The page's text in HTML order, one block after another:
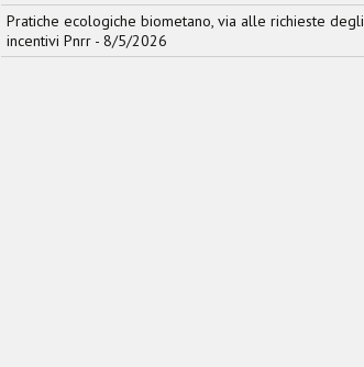
Pratiche ecologiche biometano, via alle richieste degli
incentivi Pnrr - 8/5/2026